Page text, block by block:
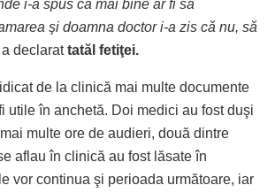
i-a spus că mai bine ar fi să
şi doamna doctor i-a zis că nu, să
a declarattatăl fetiţei.
de la clinică mai multe documente
utile în anchetă. Doi medici au fost duşi
multe ore de audieri, două dintre
aflau în clinică au fost lăsate în
vor continua şi perioada următoare, iar